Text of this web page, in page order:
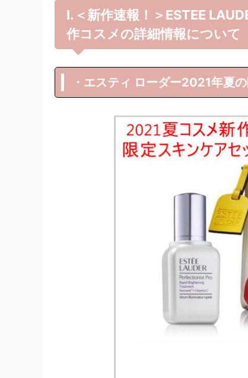
Ⅰ.＜新作速報！＞ESTEE
作コスメの詳細情報について
・エスティ ローダー2021年夏